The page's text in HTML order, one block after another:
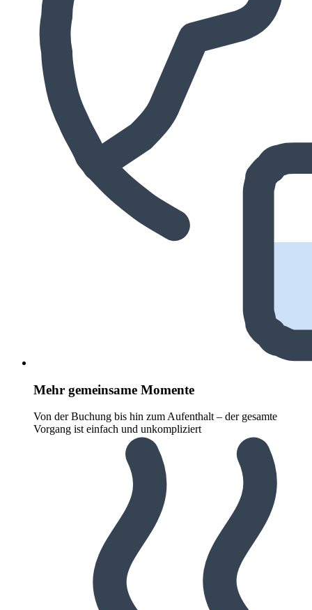
Mehr gemeinsame Momente
Von der Buchung bis hin zum Aufenthalt – der gesamte
Vorgang ist einfach und unkompliziert